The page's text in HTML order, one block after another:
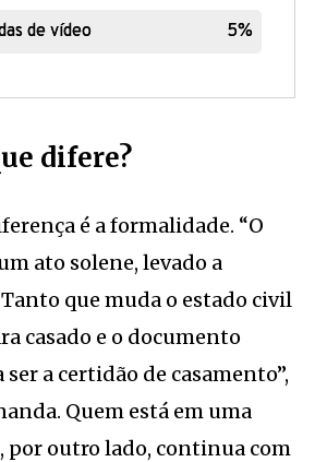
de vídeo 5%
de vídeo 5%
difere?
é a formalidade. “O
ato solene, levado a
que muda o estado civil
casado e o documento
ser a certidão de casamento”,
Quem está em uma
por outro lado, continua com